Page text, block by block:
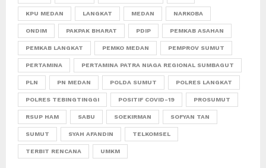
KPU MEDAN LANGKAT MEDAN NARKOBA
ONDIM PAKPAK BHARAT PDIP PEMKAB ASAHAN
PEMKAB LANGKAT PEMKO MEDAN PEMPROV SUMUT
PERTAMINA PERTAMINA PATRA NIAGA REGIONAL SUMBAGUT
PLN PN MEDAN POLDA SUMUT POLRES LANGKAT
POLRES TEBINGTINGGI POSITIF COVID-19 PROSUMUT
RSUP HAM SABU SOEKIRMAN SOFYAN TAN
SUMUT SYAH AFANDIN TELKOMSEL
TERBIT RENCANA UMKM